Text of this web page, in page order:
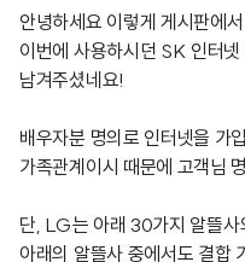
안녕하세요 이렇게 게시판에
이번에 사용하시던 SK 인터넷
남겨주셨네요!
배우자분 명의로 인터넷을 가
가족관계이시 때문에 고객님
단, LG는 아래 30가지 알뜰
아래의 알뜰사 중에서도 결합